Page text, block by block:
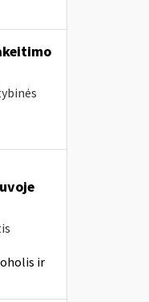
ir